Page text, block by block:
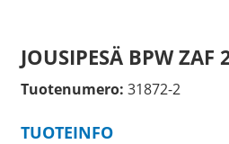
JOUSIPESÄ BPW ZAF
Tuotenumero: 31872-2
TUOTEINFO